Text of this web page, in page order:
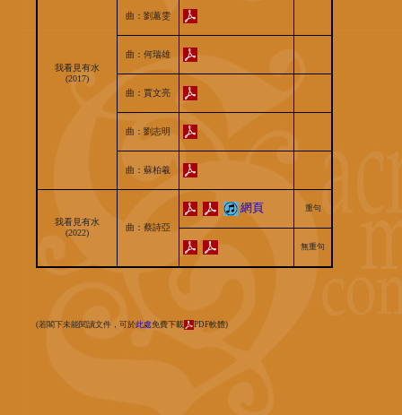
我看見有水
(2017)
曲：劉蕙雯
曲：何瑞雄
曲：賈文亮
曲：劉志明
曲：蘇柏羲
我看見有水
(2022)
曲：蔡詩亞
網頁 重句
無重句
(若閣下未能閱讀文件，可於此處免費下載 PDF軟體)